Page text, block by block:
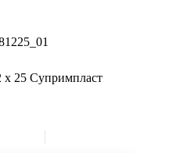
х 25 Супримпласт